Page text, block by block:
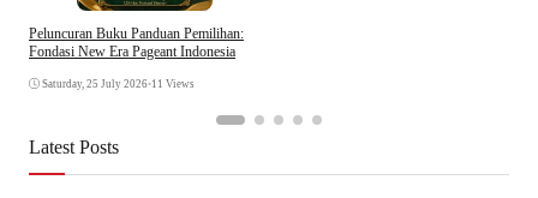
Peluncuran Buku Panduan Pemilihan:
Fondasi New Era Pageant Indonesia
Saturday, 25 July 2026•11 Views
Latest Posts